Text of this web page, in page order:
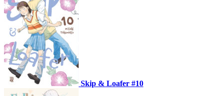
Skip & Loafer #10